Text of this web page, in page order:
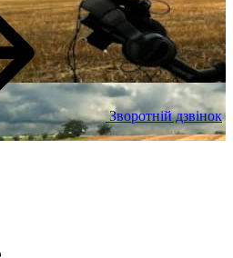
Зворотній дзвінок